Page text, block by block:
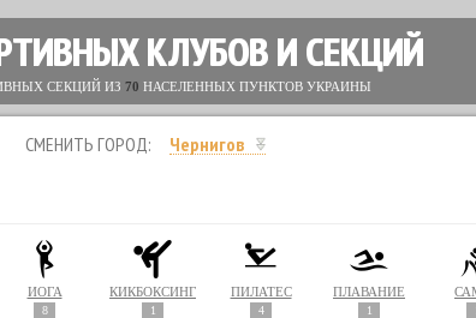
КЛУБОВ И СЕКЦИЙ
СЕКЦИЙ ИЗ 70 НАСЕЛЕННЫХ ПУНКТОВ УКРАИНЫ
СМЕНИТЬ ГОРОД: Чернигов
ЙОГА
8
КИКБОКСИНГ
1
ПИЛАТЕС
4
ПЛАВАНИЕ
1